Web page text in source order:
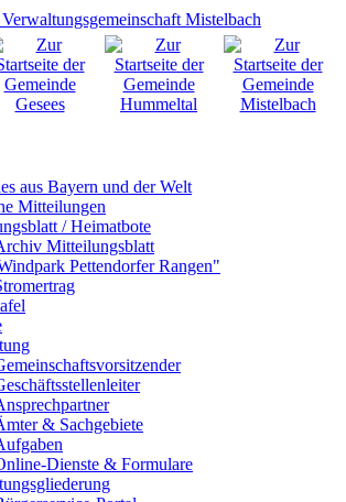
aus Bayern und der Welt
Mitteilungen
/ Heimatbote
Mitteilungsblatt
Pettendorfer Rangen"
& Sachgebiete
Dienste & Formulare